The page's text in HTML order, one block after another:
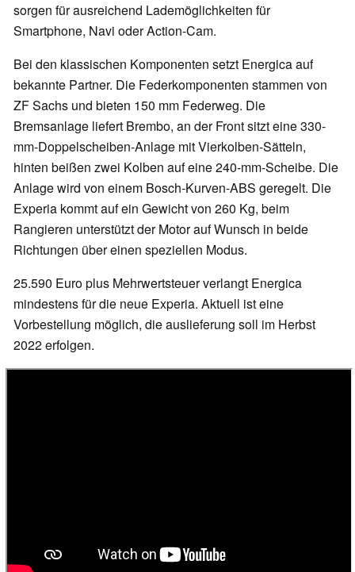
sorgen für ausreichend Lademöglichkeiten für
Smartphone, Navi oder Action-Cam.
Bei den klassischen Komponenten setzt Energica auf
bekannte Partner. Die Federkomponenten stammen von
ZF Sachs und bieten 150 mm Federweg. Die
Bremsanlage liefert Brembo, an der Front sitzt eine 330-
mm-Doppelscheiben-Anlage mit Vierkolben-Sätteln,
hinten beißen zwei Kolben auf eine 240-mm-Scheibe. Die
Anlage wird von einem Bosch-Kurven-ABS geregelt. Die
Experia kommt auf ein Gewicht von 260 Kg, beim
Rangieren unterstützt der Motor auf Wunsch in beide
Richtungen über einen speziellen Modus.
25.590 Euro plus Mehrwertsteuer verlangt Energica
mindestens für die neue Experia. Aktuell ist eine
Vorbestellung möglich, die auslieferung soll im Herbst
2022 erfolgen.